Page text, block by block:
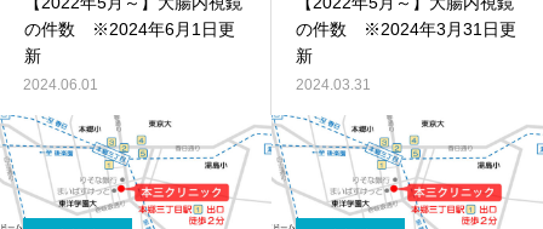
の件数 ※2024年6月1日更
新
2024.06.01
の件数 ※2024年3月31日更
新
2024.03.31